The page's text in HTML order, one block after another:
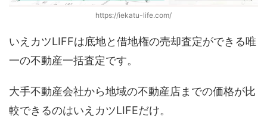
https://iekatu-life.com/
いえカツLIFFは底地と借地権の売却査定ができる唯
一の不動産一括査定です。
大手不動産会社から地域の不動産店までの価格が比
較できるのはいえカツLIFEだけ。